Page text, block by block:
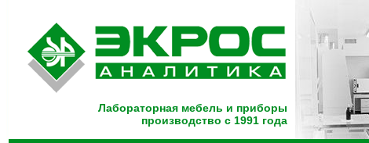
Лабораторная мебель и приборы
производство с 1991 года